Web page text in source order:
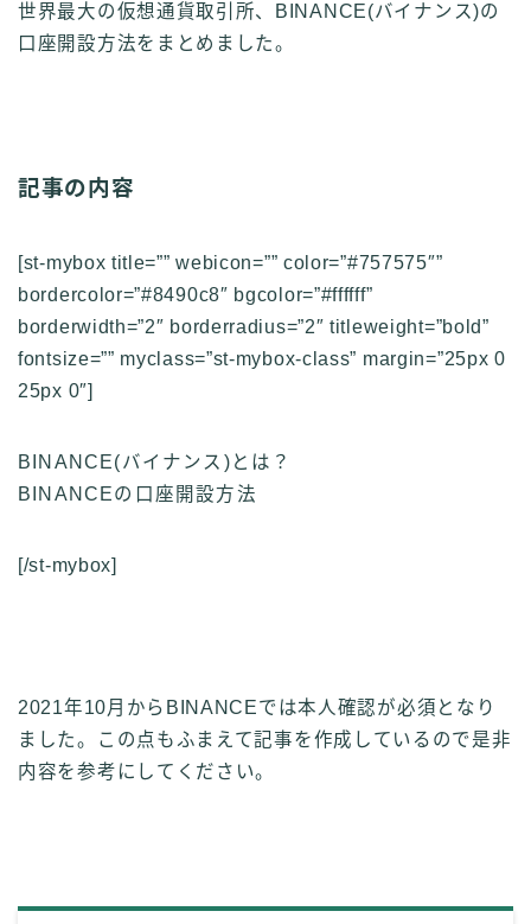
世界最大の仮想通貨取引所、BINANCE(バイナンス)の
口座開設方法をまとめました。
記事の内容
[st-mybox title=”” webicon=”” color=”#757575″”
bordercolor=”#8490c8″ bgcolor=”#ffffff”
borderwidth=”2″ borderradius=”2″ titleweight=”bold”
fontsize=”” myclass=”st-mybox-class” margin=”25px 0
25px 0″]
BINANCE(バイナンス)とは？
BINANCEの口座開設方法
[/st-mybox]
2021年10月からBINANCEでは本人確認が必須となり
ました。
この点もふまえて記事を作成しているので是非
内容を参考にしてください。